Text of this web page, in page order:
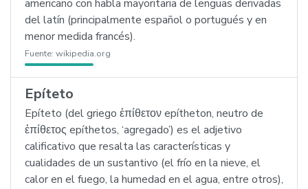
americano con habla mayoritaria de lenguas derivadas
del latín (principalmente español o portugués y en
menor medida francés).
Fuente: wikipedia.org
Epíteto
Epíteto (del griego ἐπίθετον epítheton, neutro de
ἐπίθετος epíthetos, ‘agregado’) es el adjetivo
calificativo que resalta las características y
cualidades de un sustantivo (el frío en la nieve, el
calor en el fuego, la humedad en el agua, entre otros),